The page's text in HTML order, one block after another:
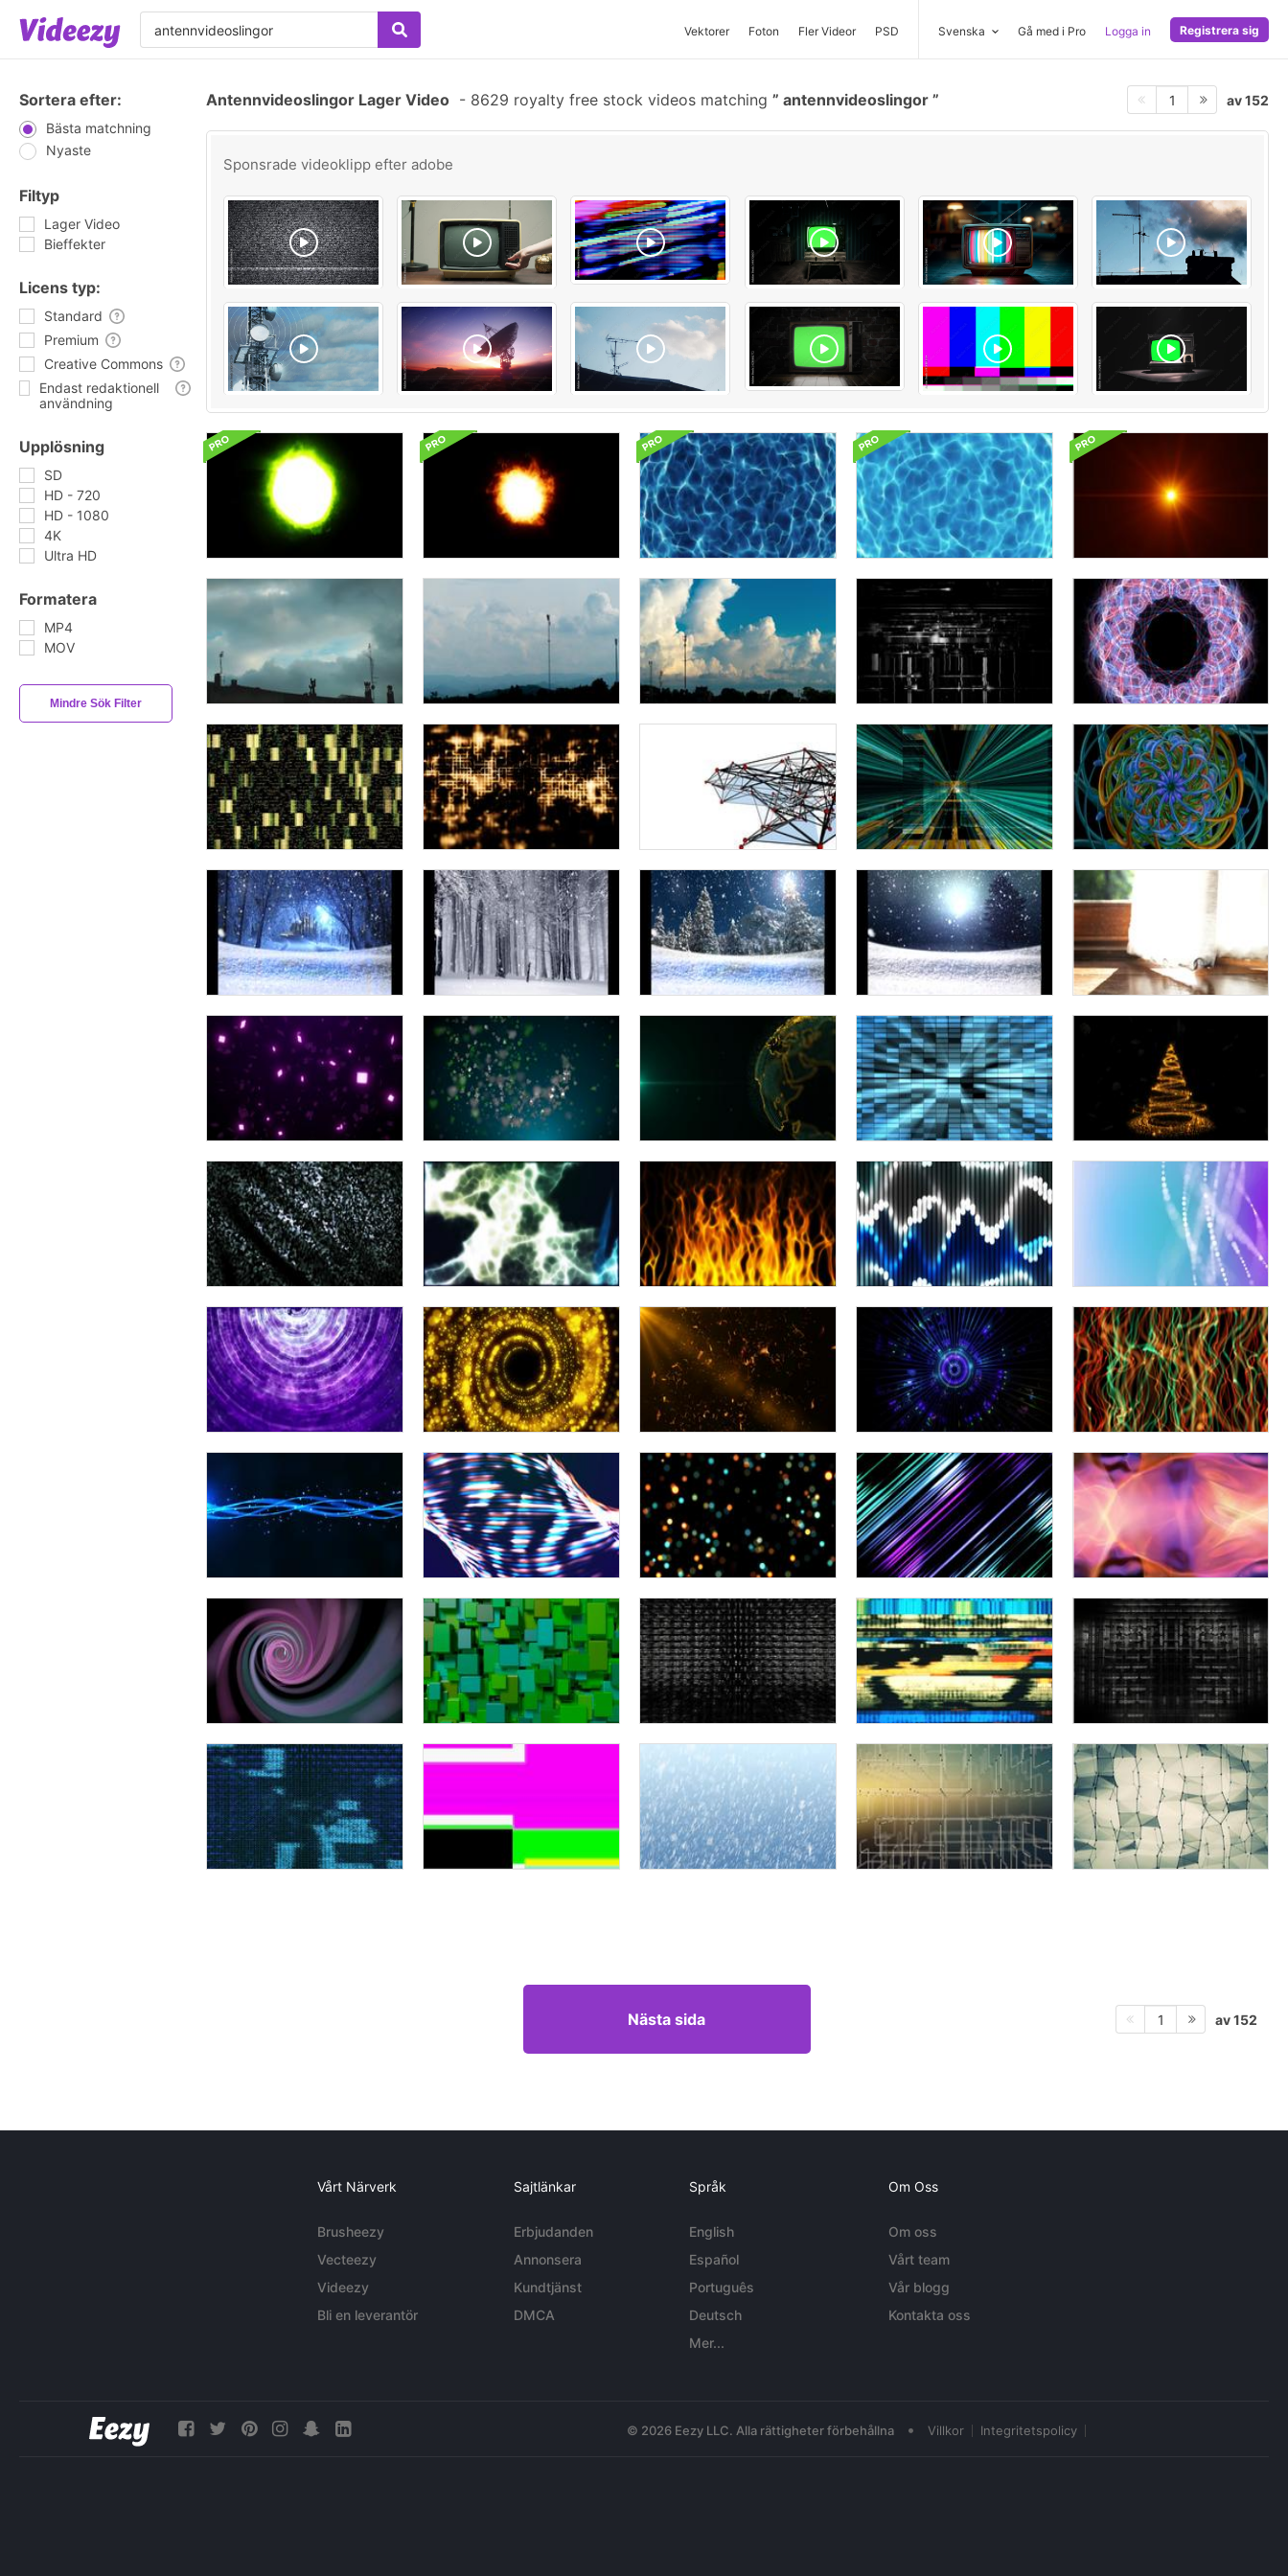
Vektorer Foton Fler Videor PSD Svenska Gå med i Pro Logga in Registrera sig
Sortera efter:
Bästa matchning
Nyaste
Filtyp
Lager Video
Bieffekter
Licens typ:
Standard
Premium
Creative Commons
Endast redaktionell
användning
Upplösning
SD
HD - 720
HD - 1080
4K
Ultra HD
Formatera
MP4
MOV
Mindre Sök Filter
Antennvideoslingor Lager Video - 8629 royalty free stock videos matching antennvideoslingor 1 av 152
Sponsrade videoklipp efter adobe
Nästa sida 1 av 152
Vårt Närverk
Brusheezy
Vecteezy
Videezy
Bli en leverantör
Sajtlänkar
Erbjudanden
Annonsera
Kundtjänst
DMCA
Språk
English
Español
Português
Deutsch
Mer...
Om Oss
Om oss
Vårt team
Vår blogg
Kontakta oss
© 2026 Eezy LLC. Alla rättigheter förbehållna • Villkor Integritetspolicy